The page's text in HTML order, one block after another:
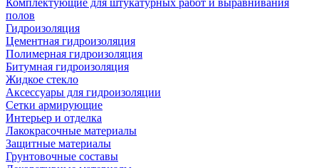
Комплектующие для штукатурных работ и выравнивания
полов
Гидроизоляция
Цементная гидроизоляция
Полимерная гидроизоляция
Битумная гидроизоляция
Жидкое стекло
Аксессуары для гидроизоляции
Сетки армирующие
Интерьер и отделка
Лакокрасочные материалы
Защитные материалы
Грунтовочные составы